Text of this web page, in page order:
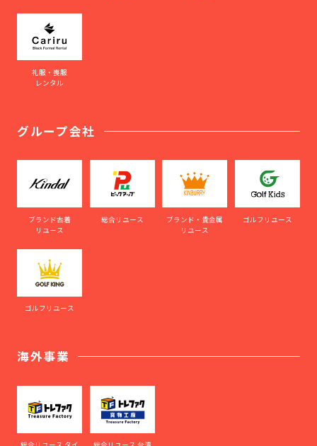
礼服・喪服
レンタル
グループ会社
ブランド古着
リユース
総合リユース
ブランド・貴金属
リユース
ゴルフリユース
ゴルフリユース
海外事業